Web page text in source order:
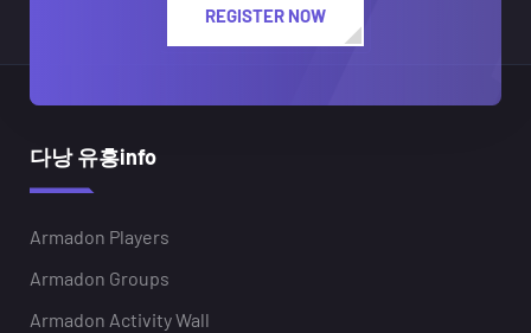
REGISTER NOW
다낭 유흥info
Armadon Players
Armadon Groups
Armadon Activity Wall